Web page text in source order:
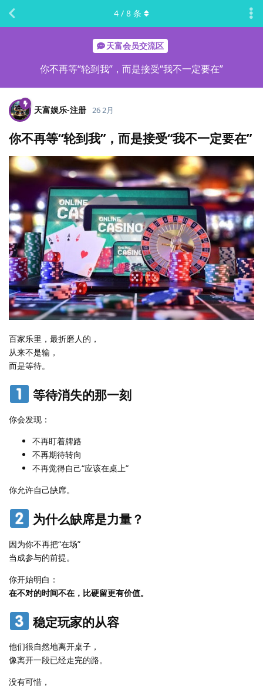
天富会员交流区
你不再等“轮到我”，而是接受“我不一定要在”
4 / 8 条
天富娱乐-注册 26 2月
你不再等“轮到我”，而是接受“我不一定要在”
百家乐里，最折磨人的，
从来不是输，
而是等待。
等待消失的那一刻
你会发现：
不再盯着牌路
不再期待转向
不再觉得自己“应该在桌上”
你允许自己缺席。
为什么缺席是力量？
因为你不再把“在场”
当成参与的前提。
你开始明白：
在不对的时间不在，比硬留更有价值。
稳定玩家的从容
他们很自然地离开桌子，
像离开一段已经走完的路。
没有可惜，